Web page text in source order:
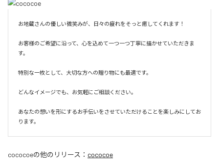
お地蔵さんの優しい微笑みが、日々の疲れをそっと癒してくれます！
お客様のご希望に沿って、心を込めて一つ一つ丁寧に描かせていただきま
す。
特別な一枚として、大切な方への贈り物にも最適です。
どんなイメージでも、お気軽にご相談ください。
あなたの想いを形にするお手伝いをさせていただけることを楽しみにしてお
ります。
cococoeの他のリリース： cococoe